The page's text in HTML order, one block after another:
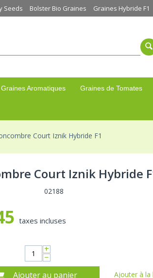
Seeds Bolster Bio Graines Graines Hybride F1
Graines Aromatiques Graines de Tomates
Court Iznik Hybride F1
Court Iznik Hybride
02188
taxes incluses
+
−
Ajouter au panier
Ajouter à la